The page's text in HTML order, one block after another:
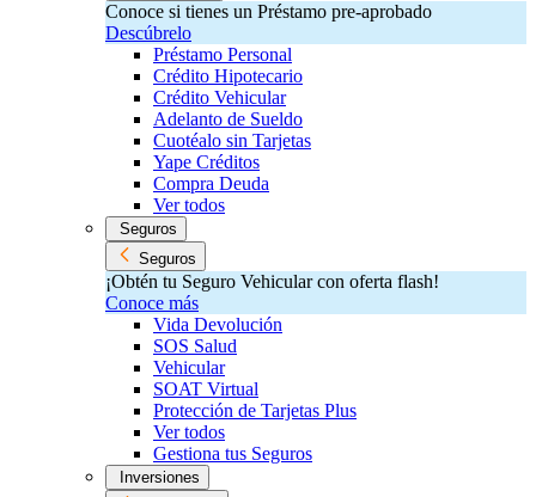
Conoce si tienes un Préstamo pre-aprobado
Descúbrelo
Préstamo Personal
Crédito Hipotecario
Crédito Vehicular
Adelanto de Sueldo
Cuotéalo sin Tarjetas
Yape Créditos
Compra Deuda
Ver todos
Seguros
Seguros
¡Obtén tu Seguro Vehicular con oferta flash!
Conoce más
Vida Devolución
SOS Salud
Vehicular
SOAT Virtual
Protección de Tarjetas Plus
Ver todos
Gestiona tus Seguros
Inversiones